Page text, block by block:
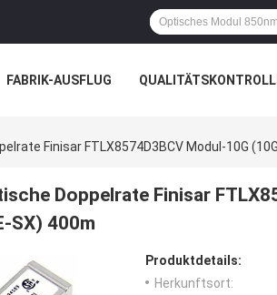
FABRIK-AUSFLUG
Finisar FTLX8574D3BCV Modul-10G
Doppelrate Finisar
SX) 400m
Produktdetails:
Herkunftsort: